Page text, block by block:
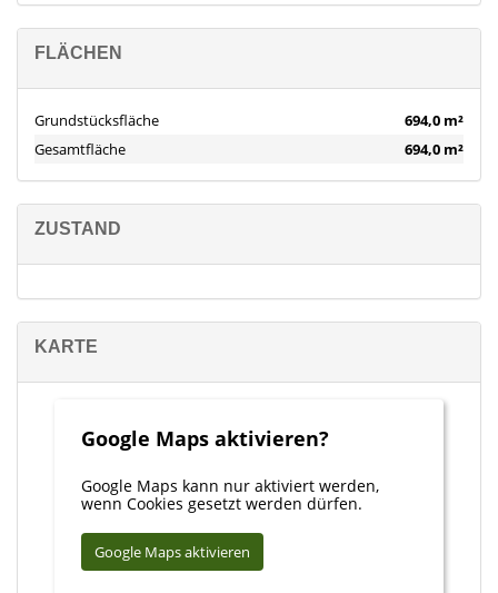
FLÄCHEN
Grundstücksfläche
694,0 m²
Gesamtfläche
694,0 m²
ZUSTAND
KARTE
Google Maps aktivieren?
Google Maps kann nur aktiviert werden,
wenn Cookies gesetzt werden dürfen.
Google Maps aktivieren